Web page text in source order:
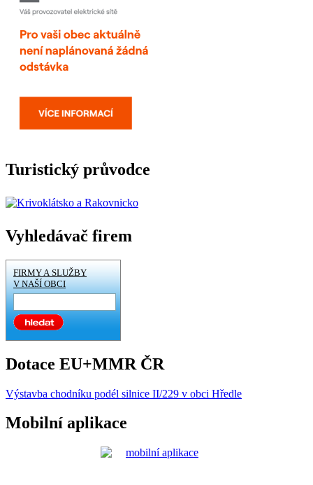
Turistický průvodce
Vyhledávač firem
FIRMY A SLUŽBY
V NAŠÍ OBCI
Dotace EU+MMR ČR
Výstavba chodníku podél silnice II/229 v obci Hředle
Mobilní aplikace